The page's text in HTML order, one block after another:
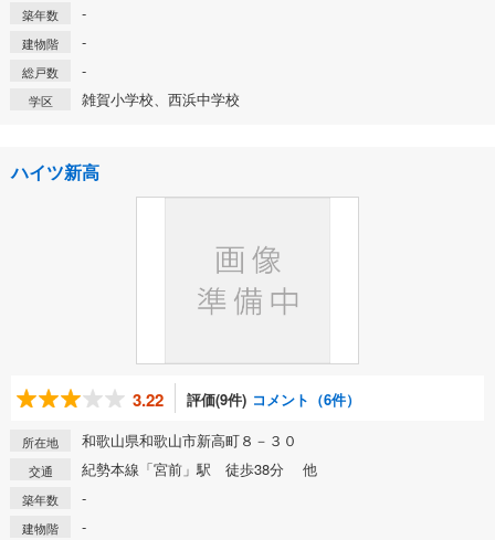
築年数 -
建物階 -
総戸数 -
学区 雑賀小学校、西浜中学校
ハイツ新高
3.22 評価(9件) コメント（6件）
所在地 和歌山県和歌山市新高町８－３０
交通 紀勢本線「宮前」駅 徒歩38分 他
築年数 -
建物階 -